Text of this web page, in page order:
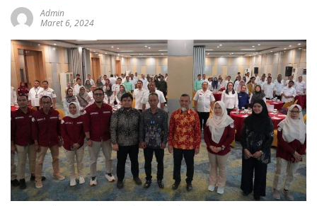
Admin
Maret 6, 2024